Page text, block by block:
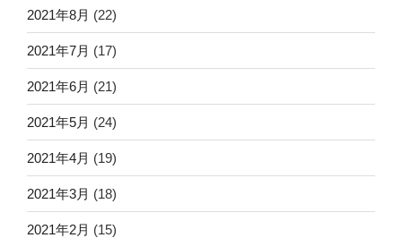
2021年8月 (22)
2021年7月 (17)
2021年6月 (21)
2021年5月 (24)
2021年4月 (19)
2021年3月 (18)
2021年2月 (15)